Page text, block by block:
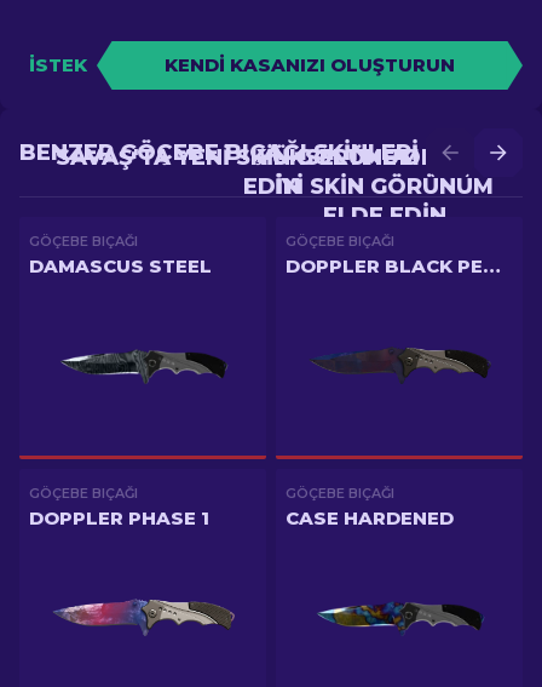
İSTEK KENDI KASANIZI OLUŞTURUN
YÜKSELTME'DE DAHA
IYI SKIN GÖRÜNÜM
ELDE EDIN
SAVAŞ'TA YENI SKIN GÖRÜNÜM ELDE
EDIN
BENZER GÖÇEBE BIÇAĞI SKINLERI
GÖÇEBE BIÇAĞI
DAMASCUS STEEL
GÖÇEBE BIÇAĞI
DOPPLER BLACK PEARL
GÖÇEBE BIÇAĞI
DOPPLER PHASE 1
GÖÇEBE BIÇAĞI
CASE HARDENED